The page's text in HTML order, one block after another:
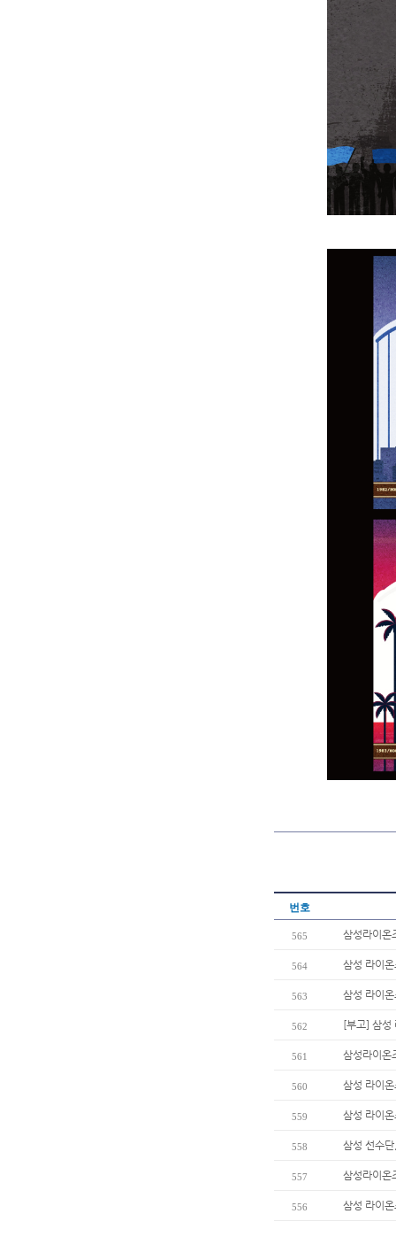
번호
565 삼성라이온
564 삼성 라이
563 삼성 라이
562 [부고] 삼성
561 삼성라이온
560 삼성 라이
559 삼성 라이
558 삼성 선수
557 삼성라이온
556 삼성 라이